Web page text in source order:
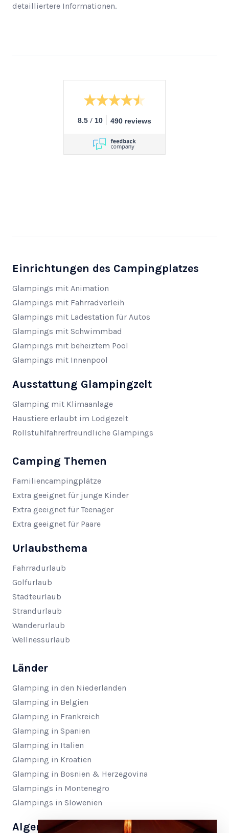
detailliertere Informationen.
8.5 / 10 490 reviews
Einrichtungen des Campingplatzes
Glampings mit Animation
Glampings mit Fahrradverleih
Glampings mit Ladestation für Autos
Glampings mit Schwimmbad
Glampings mit beheiztem Pool
Glampings mit Innenpool
Ausstattung Glampingzelt
Glamping mit Klimaanlage
Haustiere erlaubt im Lodgezelt
Rollstuhlfahrerfreundliche Glampings
Camping Themen
Familiencampingplätze
Extra geeignet für junge Kinder
Extra geeignet für Teenager
Extra geeignet für Paare
Urlaubsthema
Fahrradurlaub
Golfurlaub
Städteurlaub
Strandurlaub
Wanderurlaub
Wellnessurlaub
Länder
Glamping in den Niederlanden
Glamping in Belgien
Glamping in Frankreich
Glamping in Spanien
Glamping in Italien
Glamping in Kroatien
Glamping in Bosnien & Herzegovina
Glampings in Montenegro
Glampings in Slowenien
Algemein